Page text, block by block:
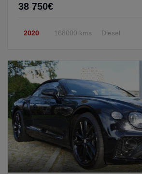
38 750€
2020 168000 kms Diesel